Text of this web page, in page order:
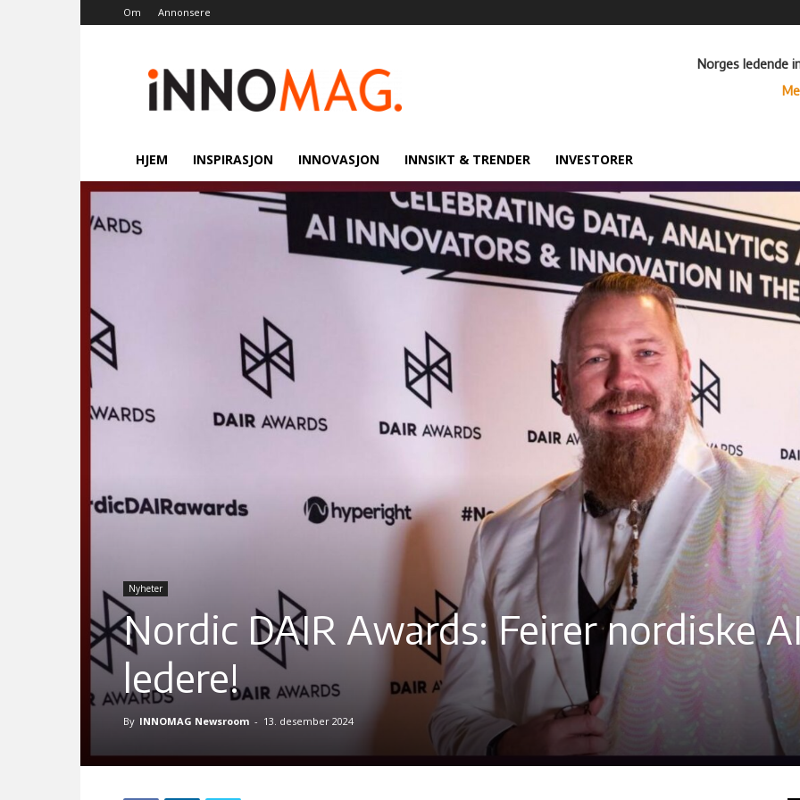
Om Annonsere
Norges ledende
HJEM INSPIRASJON INNOVASJON INNSIKT & TRENDER INVESTORER
Nyheter
Nordic DAIR Awards: Feirer nordiske
ledere!
By INNOMAG Newsroom - 13. desember 2024